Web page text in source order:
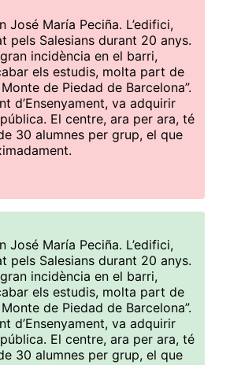
María Peciña. L’edifici,
pels Salesians durant 20 anys.
incidència en el barri,
els estudis, molta part de
de Piedad de Barcelona”.
d’Ensenyament, va adquirir
El centre, ara per ara, té
30 alumnes per grup, el que
María Peciña. L’edifici,
pels Salesians durant 20 anys.
incidència en el barri,
els estudis, molta part de
de Piedad de Barcelona”.
d’Ensenyament, va adquirir
El centre, ara per ara, té
30 alumnes per grup, el que